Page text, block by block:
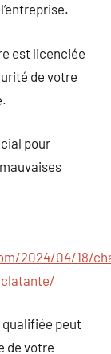
est licenciée
de votre
pour
2024/04/18/
qualifiée peut
de votre